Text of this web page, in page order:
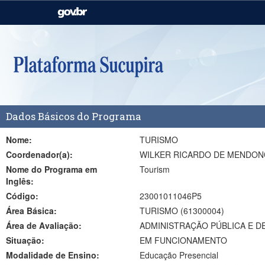
Casa Civil
Pecuária e Abastecimento
Dados Básicos do Programa
Nome:
TURISMO
Coordenador(a):
WILKER RICARDO DE
Nome do Programa em
Inglês:
Tourism
Código:
23001011046P5
Área Básica:
TURISMO (61300004)
Área de Avaliação:
ADMINISTRAÇÃO PÚBLICA E
Situação:
EM FUNCIONAMENTO
Modalidade de Ensino:
Educação Presencial